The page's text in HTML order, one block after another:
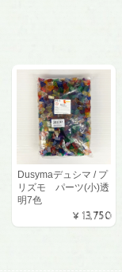
Dusymaデュシマ / プ
リズモ パーツ(小)透
明7色
¥13,750